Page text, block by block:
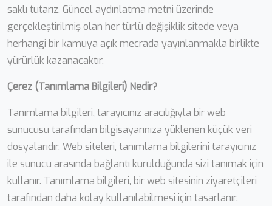
saklı tutarız. Güncel aydınlatma metni üzerinde
gerçekleştirilmiş olan her türlü değişiklik sitede veya
herhangi bir kamuya açık mecrada yayınlanmakla birlikte
yürürlük kazanacaktır.
Çerez (Tanımlama Bilgileri) Nedir?
Tanımlama bilgileri, tarayıcınız aracılığıyla bir web
sunucusu tarafından bilgisayarınıza yüklenen küçük veri
dosyalarıdır. Web siteleri, tanımlama bilgilerini tarayıcınız
ile sunucu arasında bağlantı kurulduğunda sizi tanımak için
kullanır. Tanımlama bilgileri, bir web sitesinin ziyaretçileri
tarafından daha kolay kullanılabilmesi için tasarlanır.